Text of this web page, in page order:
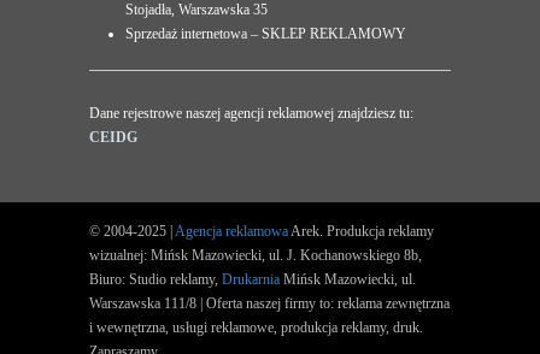
Stojadła, Warszawska 35
Sprzedaż internetowa – SKLEP REKLAMOWY
Dane rejestrowe naszej agencji reklamowej znajdziesz tu:
CEIDG
© 2004-2025 | Agencja reklamowa Arek. Produkcja reklamy
wizualnej: Mińsk Mazowiecki, ul. J. Kochanowskiego 8b,
Biuro: Studio reklamy, Drukarnia Mińsk Mazowiecki, ul.
Warszawska 111/8 | Oferta naszej firmy to: reklama zewnętrzna
i wewnętrzna, usługi reklamowe, produkcja reklamy, druk.